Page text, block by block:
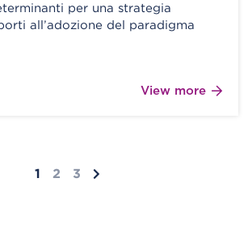
per una strategia
all’adozione del paradigma
View more
1 2 3